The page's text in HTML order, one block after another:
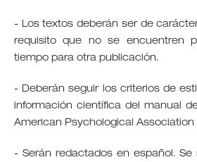
- Los textos deberán ser de
requisito que no se encuentren
tiempo para otra publicación.
- Deberán seguir los criterios de
información científica del manual
American Psychological Association
- Serán redactados en español.